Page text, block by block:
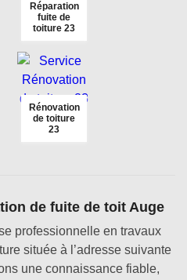
Réparation
fuite de
toiture 23
Rénovation
de toiture
23
de fuite de toit Auge
professionnelle en travaux
située à l’adresse suivante
une connaissance fiable,